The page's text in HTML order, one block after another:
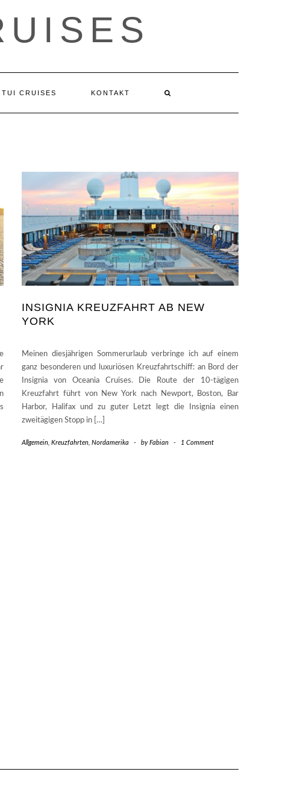
TUI CRUISES KONTAKT
INSIGNIA KREUZFAHRT AB NEW
YORK
Meinen diesjährigen Sommerurlaub verbringe ich auf einem
ganz besonderen und luxuriösen Kreuzfahrtschiff: an Bord der
Insignia von Oceania Cruises. Die Route der 10-tägigen
Kreuzfahrt führt von New York nach Newport, Boston, Bar
Harbor, Halifax und zu guter Letzt legt die Insignia einen
zweitägigen Stopp in […]
Allgemein, Kreuzfahrten, Nordamerika - byFabian - 1 Comment